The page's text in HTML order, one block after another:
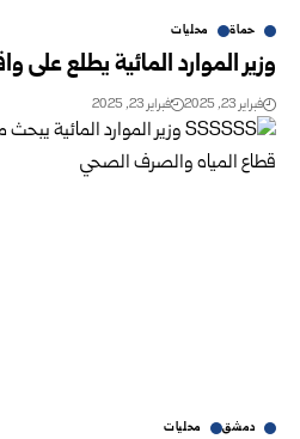
حماة محليات
وزير الموارد المائية يطلع على
فبراير 23, 2025 فبراير 23, 2025
دمشق محليات